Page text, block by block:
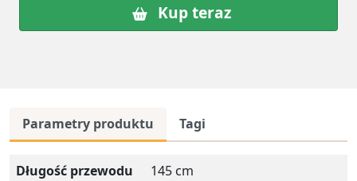
Kup teraz
Parametry produktu Tagi
Długość przewodu
145 cm